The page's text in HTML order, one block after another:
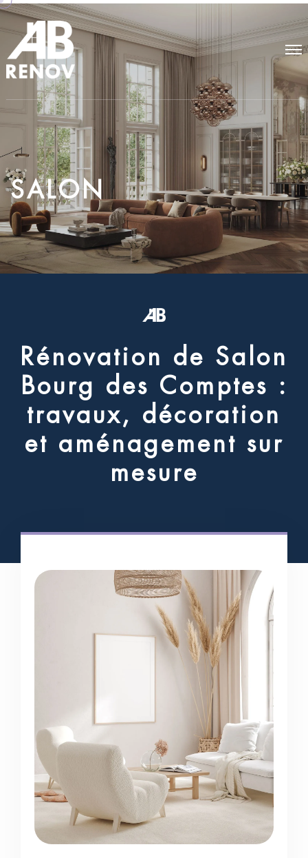
SALON
Rénovation d e Sa on
Bourg d es Comptes :
travaux, d écoration
et aménagement sur
mesure